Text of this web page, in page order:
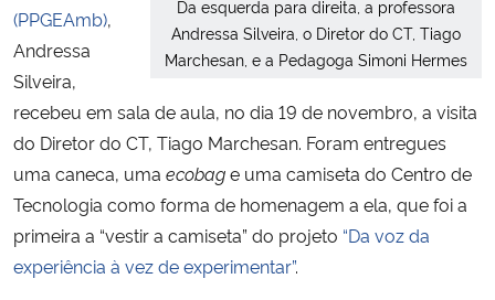
Controladoria-Geral da União
Ministério da Mulher, da Família e dos Direitos Humanos
Secretaria-Geral
Secretaria de Governo
Gabinete de Segurança Institucional
Da esquerda para direita, a professora
Andressa Silveira, o Diretor do CT, Tiago
Marchesan, e a Pedagoga Simoni Hermes
(PPGEAmb),
Andressa
Silveira,
recebeu em sala de aula, no dia 19 de novembro, a visita
do Diretor do CT, Tiago Marchesan. Foram entregues
uma caneca, uma ecobage uma camiseta do Centro de
Tecnologia como forma de homenagem a ela, que foi a
primeira a “vestir a camiseta” do projeto “Da voz da
experiência à vez de experimentar”.